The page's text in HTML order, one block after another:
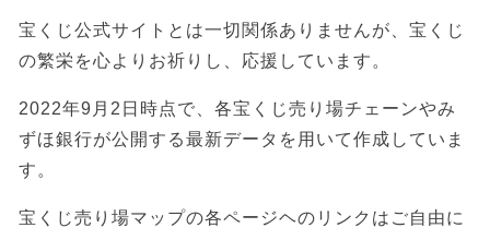
宝くじ公式サイトとは一切関係ありませんが、宝くじ
の繁栄を心よりお祈りし、応援しています。
2022年9月2日時点で、各宝くじ売り場チェーンやみ
ずほ銀行が公開する最新データを用いて作成していま
す。
宝くじ売り場マップの各ページヘのリンクはご自由に